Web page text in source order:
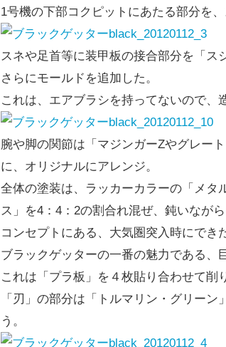
1号機の下部コクピットにあたる部分を、
スネや足首等に装甲板の接合部分を「ス
さらにモールドを追加した。
これは、エアブラシを持ってないので、
腕や脚の関節は「マジンガーZやグレー
に、オリジナルにアレンジ。
全体の塗装は、ラッカーカラーの「メタ
ス」を4：4：2の割合れ混ぜ、鈍いなが
コンセプトにある、大気圏突入時にでき
ブラックゲッターの一番の魅力である、
これは「プラ板」を４枚貼り合わせて削
「刃」の部分は「トルマリン・グリー
う。